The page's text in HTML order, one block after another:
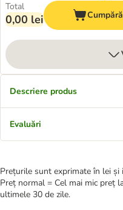
Total
0,00 lei
Descriere produs
Evaluări
Prețurile sunt exprimate în lei și
Preț normal = Cel mai mic preț
ultimele 30 de zile.